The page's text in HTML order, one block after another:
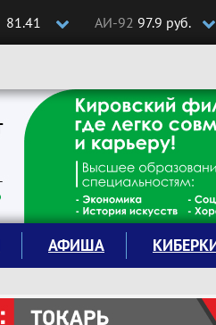
81.41 АИ-92 97.9 руб.
АФИША